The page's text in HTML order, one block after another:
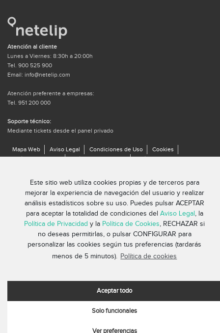
Este sitio web utiliza cookies propias y de terceros para
mejorar la experiencia de navegación del usuario y realizar
análisis estadísticos sobre su uso. Puedes pulsar ACEPTAR
para aceptar la totalidad de condiciones del Aviso Legal , la
Política de Privacidad y la Política de Cookies, RECHAZAR si
no deseas permitirlas, o pulsar CONFIGURAR para
personalizar las cookies según tus preferencias (tardarás
menos de 5 minutos). Política de cookies
Aceptar todo
Solo funcionales
Ver preferencias
Atención al cliente
Lunes a Viernes: 8:30h a 20:00h
Tel. 900 525 900
Email: info@netelip.com
Atención preferente a empresas:
Tel. 951 200 000
Soporte técnico:
Mediante tickets desde el panel privado
Mapa Web Aviso Legal Condiciones de Uso
Cookies
Política de Calidad
Política de Privacidad Política de Seguridad
© 2026 netelip. Todos los derechos reservados | Hecho con mucho
por el equipo de netelip